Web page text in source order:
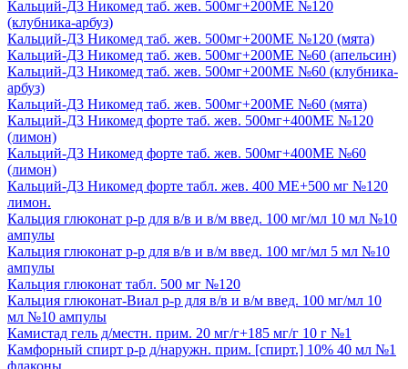
Кальций-Д3 Никомед таб. жев. 500мг+200МЕ №120
(клубника-арбуз)
Кальций-Д3 Никомед таб. жев. 500мг+200МЕ №120 (мята)
Кальций-Д3 Никомед таб. жев. 500мг+200МЕ №60 (апельсин)
Кальций-Д3 Никомед таб. жев. 500мг+200МЕ №60 (клубника-
арбуз)
Кальций-Д3 Никомед таб. жев. 500мг+200МЕ №60 (мята)
Кальций-Д3 Никомед форте таб. жев. 500мг+400МЕ №120
(лимон)
Кальций-Д3 Никомед форте таб. жев. 500мг+400МЕ №60
(лимон)
Кальций-Д3 Никомед форте табл. жев. 400 МЕ+500 мг №120
лимон.
Кальция глюконат р-р для в/в и в/м введ. 100 мг/мл 10 мл №10
ампулы
Кальция глюконат р-р для в/в и в/м введ. 100 мг/мл 5 мл №10
ампулы
Кальция глюконат табл. 500 мг №120
Кальция глюконат-Виал р-р для в/в и в/м введ. 100 мг/мл 10
мл №10 ампулы
Камистад гель д/местн. прим. 20 мг/г+185 мг/г 10 г №1
Камфорный спирт р-р д/наружн. прим. [спирт.] 10% 40 мл №1
флаконы